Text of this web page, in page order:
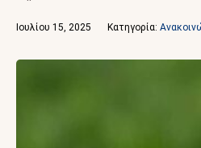
Ιουλίου 15, 2025 Κατηγορία: